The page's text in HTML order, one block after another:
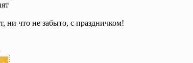
ни что не забыто, с праздничком!